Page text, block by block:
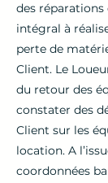
des
intégral à
perte de
Client. Le
du retour des
constater des
Client sur les
location. A
coordonnées